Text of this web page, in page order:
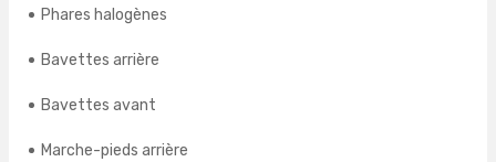
Phares halogènes
Bavettes arrière
Bavettes avant
Marche-pieds arrière